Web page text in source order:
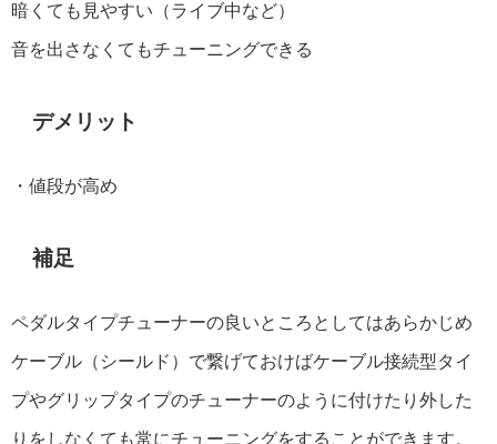
暗くても見やすい（ライブ中など）
音を出さなくてもチューニングできる
デメリット
・値段が高め
補足
ペダルタイプチューナーの良いところとしてはあらかじめ
ケーブル（シールド）で繋げておけばケーブル接続型タイ
プやグリップタイプのチューナーのように付けたり外した
りをしなくても常にチューニングをすることができます。